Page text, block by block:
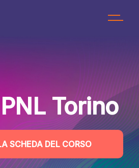
Torino
SCHEDA DEL CORSO